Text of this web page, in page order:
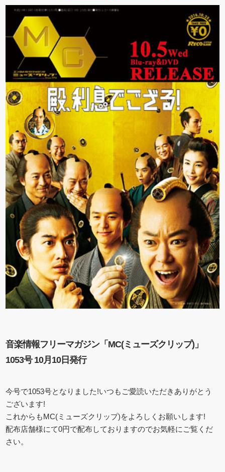
音楽情報フリーマガジン「MC(ミューズクリップ)」
1053号 10月10日発行
今号で1053号となりました!いつもご愛読いただきありがとう
ございます!
これからもMC(ミューズクリップ)をよろしくお願いします!
配布店舗様にて0円で配布しておりますのでお気軽にご覧くだ
さい。